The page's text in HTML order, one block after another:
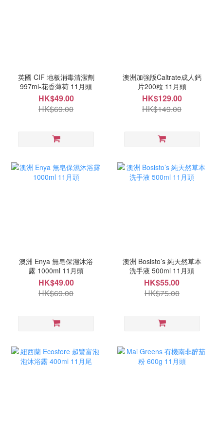
英國 CIF 地板消毒清潔劑
997ml-花香薄荷 11月頭
HK$49.00
HK$69.00
澳洲加強版Caltrate成人鈣
片200粒 11月頭
HK$129.00
HK$149.00
澳洲 Enya 無皂保濕沐浴
露 1000ml 11月頭
HK$49.00
HK$69.00
澳洲 Bosisto’s 純天然草本
洗手液 500ml 11月頭
HK$55.00
HK$75.00